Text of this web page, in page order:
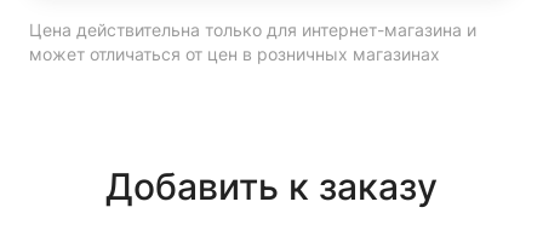
Цена действительна только для интернет-магазина и
может отличаться от цен в розничных магазинах
Добавить к заказу